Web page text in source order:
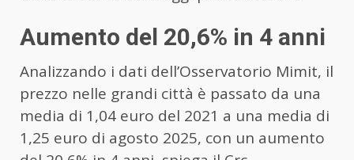
Aumento del 20,6% in 4 anni
Analizzando i dati dell’Osservatorio Mimit, il
prezzo nelle grandi città è passato da una
media di 1,04 euro del 2021 a una media di
1,25 euro di agosto 2025, con un aumento